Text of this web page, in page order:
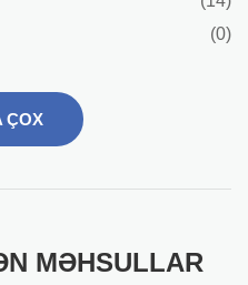
(0)
ÇOX
MƏHSULLAR